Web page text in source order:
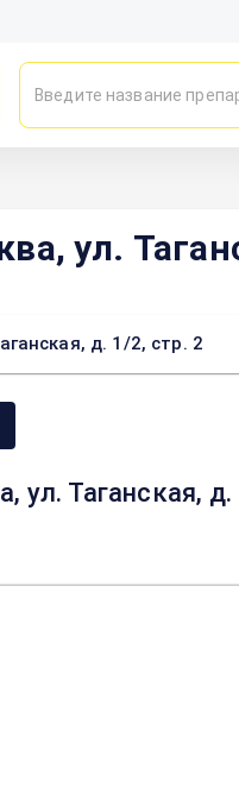
ул.
д. 1/2, стр. 2
ул. Таганская,